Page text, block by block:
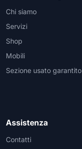
Chi siamo
Servizi
Shop
Mobili
Sezione usato garantito
Assistenza
Contatti